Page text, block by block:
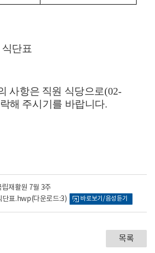
단표
사항은 직원 식당으로(02-
해 주시기를 바랍니다.
립재활원 7월 3주
단표.hwp(다운로드:3) 바로보기/음성듣기
목록